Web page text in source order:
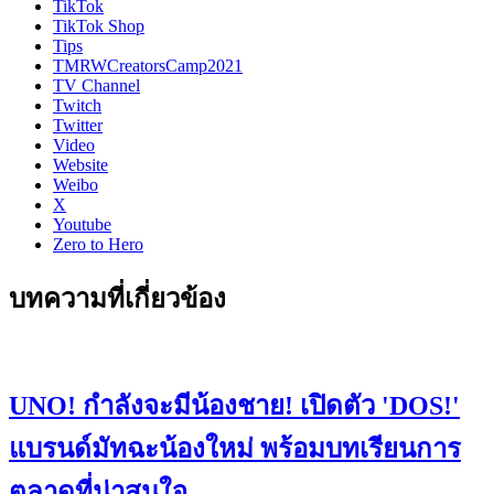
TikTok
TikTok Shop
Tips
TMRWCreatorsCamp2021
TV Channel
Twitch
Twitter
Video
Website
Weibo
X
Youtube
Zero to Hero
บทความที่เกี่ยวข้อง
UNO! กำลังจะมีน้องชาย! เปิดตัว 'DOS!'
แบรนด์มัทฉะน้องใหม่ พร้อมบทเรียนการ